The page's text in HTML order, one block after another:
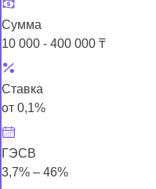
Сумма
10 000 - 400 000 ₸
Ставка
от 0,1%
ГЭСВ
3,7% – 46%